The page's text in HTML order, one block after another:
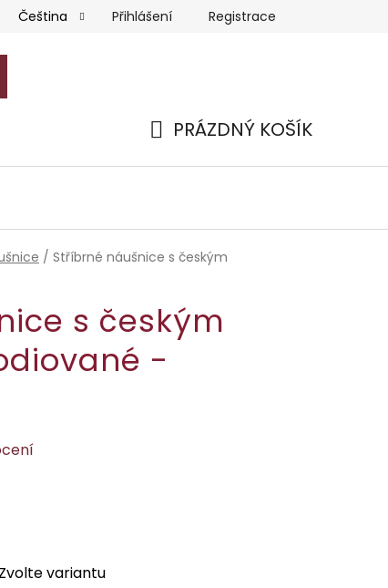
Čeština Přihlášení Registrace
PRÁZDNÝ KOŠÍK
/ Stříbrné náušnice s českým
s českým
-
Zvolte variantu